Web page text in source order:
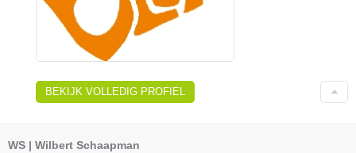
BEKIJK VOLLEDIG PROFIEL
WS | Wilbert Schaapman